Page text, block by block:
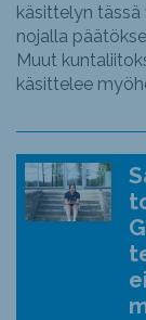
käsittelyn tässä
nojalla
Muut
käsittelee